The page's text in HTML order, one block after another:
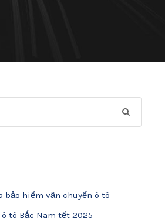
bảo hiểm vận chuyển ô tô
tô Bắc Nam tết 2025